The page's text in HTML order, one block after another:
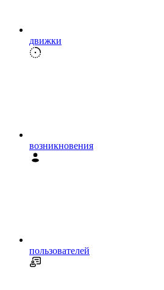
движки
возникновения
пользователей